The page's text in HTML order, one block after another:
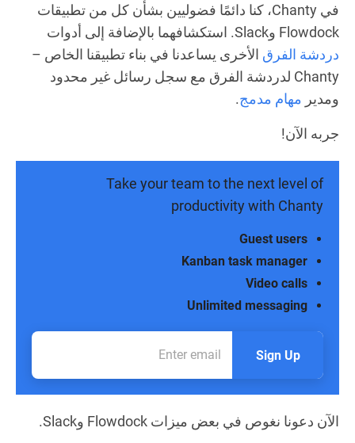
في Chanty، كنا دائمًا فضوليين بشأن كل من تطبيقات
Flowdock وSlack. استكشافهما بالإضافة إلى أدوات
دردشة الفرق الأخرى يساعدنا في بناء تطبيقنا الخاص –
Chanty لدردشة الفرق مع سجل رسائل غير محدود
ومدير مهام مدمج.
جربه الآن!
Take your team to the next level of
productivity with Chanty
Unlimited messaging
Video calls
Kanban task manager
Guest users
Sign Up
الآن دعونا نغوص في بعض ميزات Flowdock وSlack.